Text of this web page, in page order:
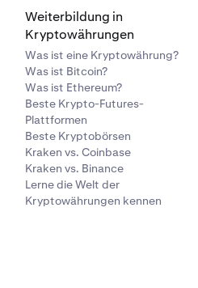
Weiterbildung in
Kryptowährungen
Was ist eine Kryptowährung?
Was ist Bitcoin?
Was ist Ethereum?
Beste Krypto-Futures-
Plattformen
Beste Kryptobörsen
Kraken vs. Coinbase
Kraken vs. Binance
Lerne die Welt der
Kryptowährungen kennen